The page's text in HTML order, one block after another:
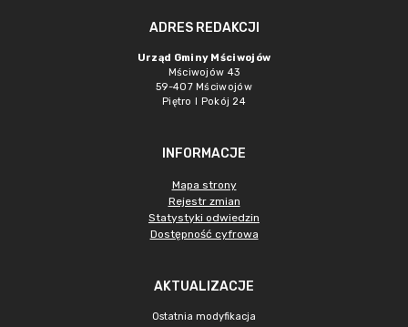
ADRES REDAKCJI
Urząd Gminy Mściwojów
Mściwojów 43
59-407 Mściwojów
Piętro I Pokój 24
INFORMACJE
Mapa strony
Rejestr zmian
Statystyki odwiedzin
Dostępność cyfrowa
AKTUALIZACJE
Ostatnia modyfikacja